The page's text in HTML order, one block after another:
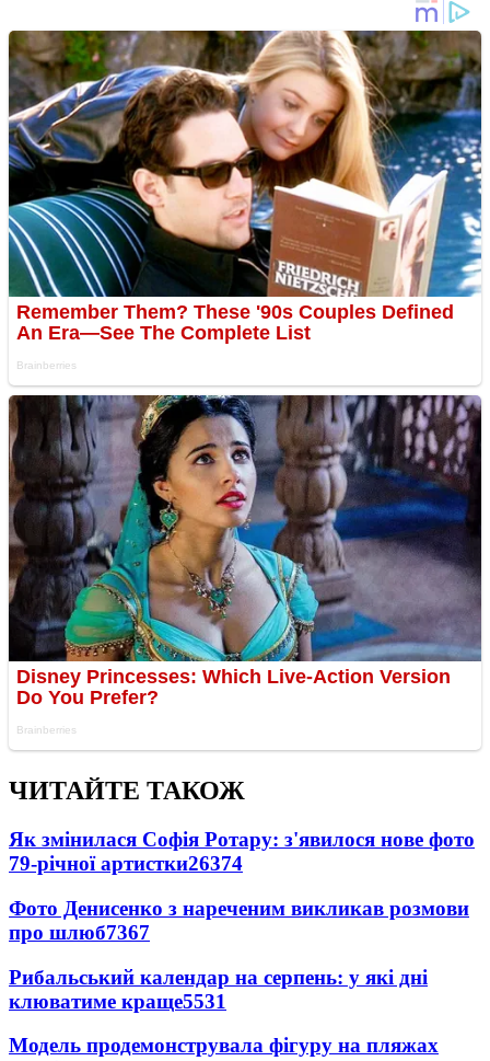
ЧИТАЙТЕ ТАКОЖ
Як змінилася Софія Ротару: з'явилося нове фото
79-річної артистки26374
Фото Денисенко з нареченим викликав розмови
про шлюб7367
Рибальський календар на серпень: у які дні
клюватиме краще5531
Модель продемонструвала фігуру на пляжах